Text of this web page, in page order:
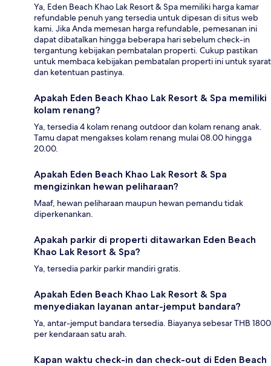
Ya, Eden Beach Khao Lak Resort & Spa memiliki harga kamar
refundable penuh yang tersedia untuk dipesan di situs web
kami. Jika Anda memesan harga refundable, pemesanan ini
dapat dibatalkan hingga beberapa hari sebelum check-in
tergantung kebijakan pembatalan properti. Cukup pastikan
untuk membaca kebijakan pembatalan properti ini untuk syarat
dan ketentuan pastinya.
Apakah Eden Beach Khao Lak Resort & Spa memiliki
kolam renang?
Ya, tersedia 4 kolam renang outdoor dan kolam renang anak.
Tamu dapat mengakses kolam renang mulai 08.00 hingga
20.00.
Apakah Eden Beach Khao Lak Resort & Spa
mengizinkan hewan peliharaan?
Maaf, hewan peliharaan maupun hewan pemandu tidak
diperkenankan.
Apakah parkir di properti ditawarkan Eden Beach
Khao Lak Resort & Spa?
Ya, tersedia parkir parkir mandiri gratis.
Apakah Eden Beach Khao Lak Resort & Spa
menyediakan layanan antar-jemput bandara?
Ya, antar-jemput bandara tersedia. Biayanya sebesar THB 1800
per kendaraan satu arah.
Kapan waktu check-in dan check-out di Eden Beach